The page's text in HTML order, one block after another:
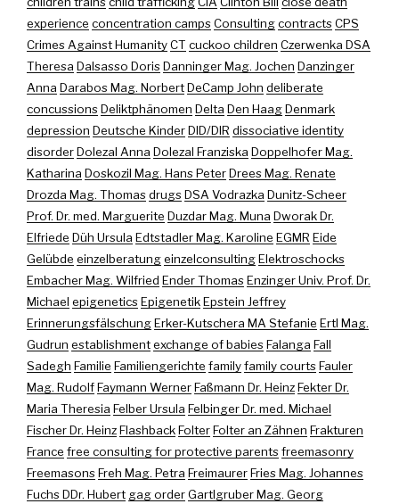
experience concentration campsConsultingcontractsCPS
Crimes Against HumanityCT cuckoo children Czerwenka DSA
Theresa Dalsasso DorisDanninger Mag. Jochen Danzinger
Anna Darabos Mag. NorbertDeCamp John deliberate
concussionsDeliktphänomen Delta Den HaagDenmark
depression Deutsche KinderDID/DIR dissociative identity
disorderDolezal Anna Dolezal Franziska Doppelhofer Mag.
Katharina Doskozil Mag. Hans PeterDrees Mag. Renate
Drozda Mag. ThomasdrugsDSA Vodrazka Dunitz-Scheer
Prof. Dr. med. Marguerite Duzdar Mag. Muna Dworak Dr.
Elfriede Düh Ursula Edtstadler Mag. Karoline EGMR Eide
Gelübde einzelberatungeinzelconsultingElektroschocks
Embacher Mag. Wilfried Ender ThomasEnzinger Univ. Prof. Dr.
Michael epigeneticsEpigenetikEpstein Jeffrey
ErinnerungsfälschungErker-Kutschera MA Stefanie Ertl Mag.
Gudrun establishmentexchange of babiesFalanga Fall
Sadegh Familie Familiengerichte familyfamily courtsFauler
Mag. RudolfFaymann WernerFaßmann Dr. HeinzFekter Dr.
Maria Theresia Felber Ursula Felbinger Dr. med. Michael
Fischer Dr. HeinzFlashbackFolterFolter an Zähnen Frakturen
France free consulting for protective parentsfreemasonry
FreemasonsFreh Mag. Petra FreimaurerFries Mag. Johannes
Fuchs DDr. Hubert gag orderGartlgruber Mag. Georg